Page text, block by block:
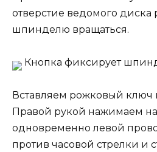
отверстие ведомого диска
шпинделю вращаться.
Кнопка фиксирует
Вставляем рожковый ключ
Правой рукой нажимаем
одновременно левой
против часовой стрелки и